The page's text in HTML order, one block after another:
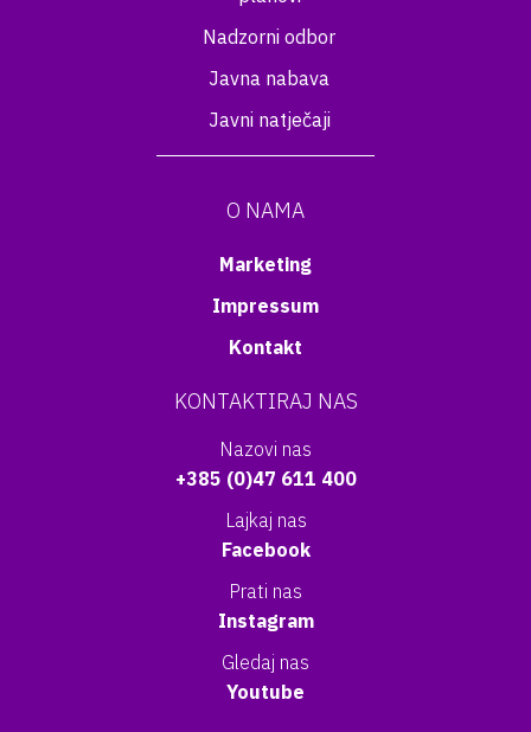
Nadzorni odbor
Javna nabava
Javni natječaji
O NAMA
Marketing
Impressum
Kontakt
KONTAKTIRAJ NAS
Nazovi nas
+385 (0)47 611 400
Lajkaj nas
Facebook
Prati nas
Instagram
Gledaj nas
Youtube